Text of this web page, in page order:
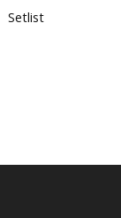
Setlist